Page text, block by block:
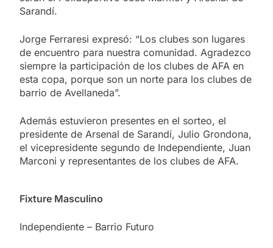
Sarandí.
Jorge Ferraresi expresó: “Los clubes son lugares
de encuentro para nuestra comunidad. Agradezco
siempre la participación de los clubes de AFA en
esta copa, porque son un norte para los clubes de
barrio de Avellaneda”.
Además estuvieron presentes en el sorteo, el
presidente de Arsenal de Sarandí, Julio Grondona,
el vicepresidente segundo de Independiente, Juan
Marconi y representantes de los clubes de AFA.
Fixture Masculino
Independiente – Barrio Futuro